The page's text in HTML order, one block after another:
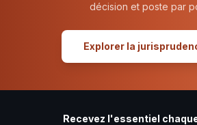
décision et poste par
Explorer la
Recevez l'essentiel